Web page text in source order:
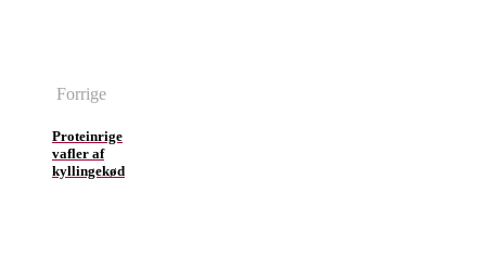
Forrige
Proteinrige
vafler af
kyllingekød